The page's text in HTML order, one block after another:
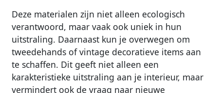
Deze materialen zijn niet alleen ecologisch
verantwoord, maar vaak ook uniek in hun
uitstraling. Daarnaast kun je overwegen om
tweedehands of vintage decoratieve items aan
te schaffen. Dit geeft niet alleen een
karakteristieke uitstraling aan je interieur, maar
vermindert ook de vraag naar nieuwe